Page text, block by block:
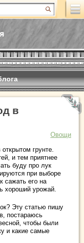
в
Овощи
грунте.
и тем приятнее
буду про лук
при выборе
сажать его на
хороший урожай.
Эту статью пишу
постараюсь
чтобы были
и какие самые